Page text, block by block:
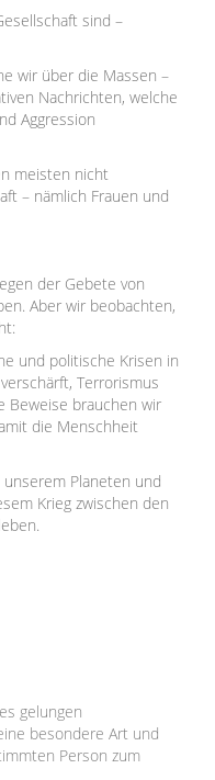
sind –
wir über die Massen –
Nachrichten, welche
Aggression
meisten nicht
– nämlich Frauen und
der Gebete von
Aber wir beobachten,
und politische Krisen in
Terrorismus
Beweise brauchen wir
die Menschheit
Planeten und
Krieg zwischen den
gelungen
besondere Art und
Person zum